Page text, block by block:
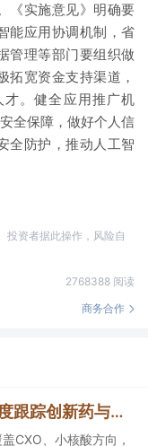
《实施意见》明确要
能应用协调机制，省
管理等部门要组织做
拓宽资金支持渠道，
。健全应用推广机
全保障，做好个人信
全防护，推动人工智
投资者据此操作，风险自
2768388 阅读
商务合作
【金牌纪要库阶段回顾】7-8月深度跟踪创新药与有色/铜方向，持续把握产业变化脉络+前瞻价值
CXO、小核酸方向，